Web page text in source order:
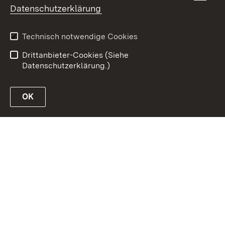
Barrierefreiheit
Datenschutzerklärung
Technisch notwendige Cookies
Drittanbieter-Cookies (Siehe
Datenschutzerklärung.)
OK